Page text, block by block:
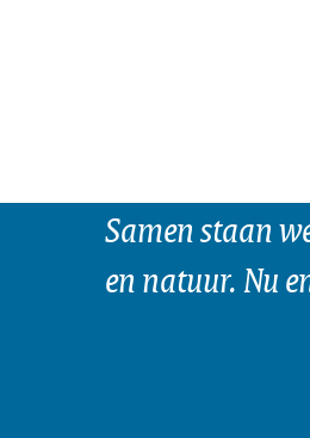
Samen staan
en natuur. Nu